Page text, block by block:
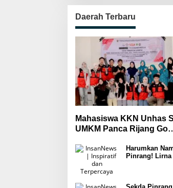
Daerah Terbaru
Mahasiswa KKN Unhas
UMKM Panca Rijang Go
Antusias Ikuti Pelatihan
Harumkan
Pinrang! Lirna